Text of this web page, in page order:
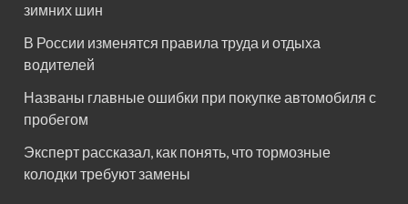
зимних шин
В России изменятся правила труда и отдыха
водителей
Названы главные ошибки при покупке автомобиля с
пробегом
Эксперт рассказал, как понять, что тормозные
колодки требуют замены